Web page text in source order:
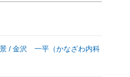
/ 金沢 一平（かなざわ内科